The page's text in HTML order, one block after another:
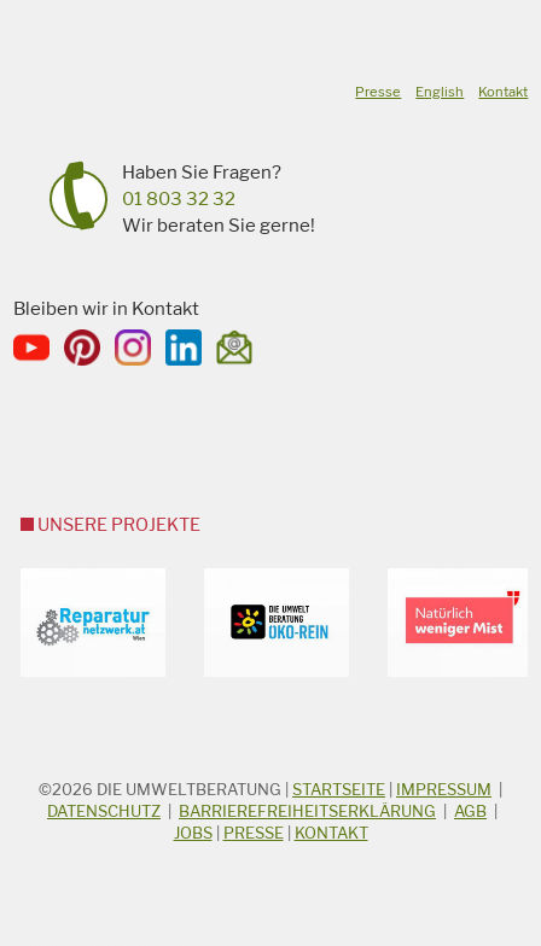
Presse English Kontakt
Haben Sie Fragen?
01 803 32 32
Wir beraten Sie gerne!
Bleiben wir in Kontakt
UNSERE PROJEKTE
STICHWORTSUCHE
Suchbegriff
©2026 DIE UMWELTBERATUNG STARTSEITE IMPRESSUM
DATENSCHUTZ
BARRIEREFREIHEITSERKLÄRUNG AGB
JOBS| PRESSE| KONTAKT